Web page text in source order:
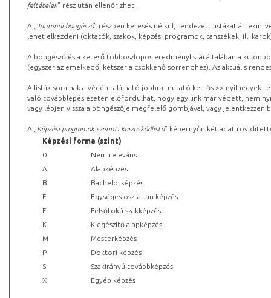
feltételek” rész után ellenőrizheti.
A „ Tanrendi böngésző” részben keresés nélkül, rendezett listákat
lehet elkezdeni (oktatók, szakok, képzési programok, tanszékek, ill.
A böngésző és a kereső többoszlopos eredménylistái általában a
(egyszer az emelkedő, kétszer a csökkenő sorrendhez). Az aktuális
A listák sorainak a végén található jobbra mutató kettős >> nyílhegyek
való továbblépés esetén előfordulhat, hogy egy link már védett, nem
vagy lépjen vissza a böngészője megfelelő gombjával, vagy
A „ Képzési programok szerinti kurzuskódlista” képernyőn két adat
Képzési forma (szint)
0
Nem releváns
A
Alapképzés
B
Bachelorképzés
E
Egységes osztatlan képzés
F
Felsőfokú szakképzés
K
Kiegészítő alapképzés
M
Mesterképzés
P
Doktori képzés
S
Szakirányú továbbképzés
X
Egyéb képzés